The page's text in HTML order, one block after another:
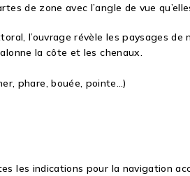
de zone avec l’angle de vue
l’ouvrage révèle les paysages
la côte et les chenaux.
phare, bouée, pointe…)
les indications pour la navigation